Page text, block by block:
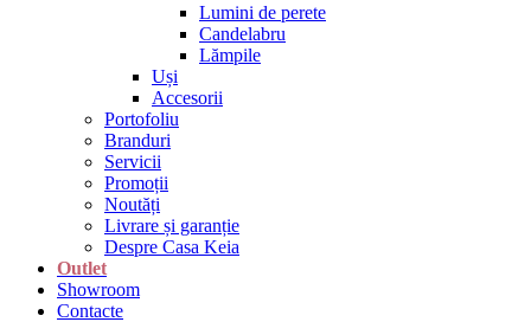
Lumini de perete
Candelabru
Lămpile
Uși
Accesorii
Portofoliu
Branduri
Servicii
Promoții
Noutăți
Livrare și garanție
Despre Casa Keia
Outlet
Showroom
Contacte